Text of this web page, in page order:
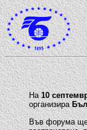
На10
организира
Във форума ще